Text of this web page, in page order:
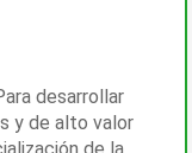
desarrollar
y de alto valor
de la